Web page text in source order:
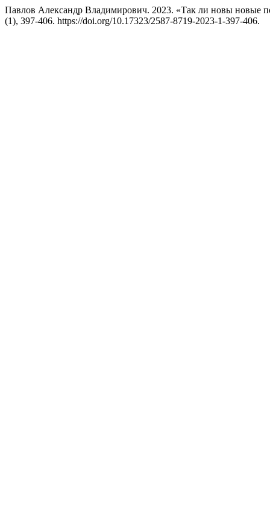
Павлов Александр Владимирович. 2023. «Так ли новы новые
(1), 397-406. https://doi.org/10.17323/2587-8719-2023-1-397-406.